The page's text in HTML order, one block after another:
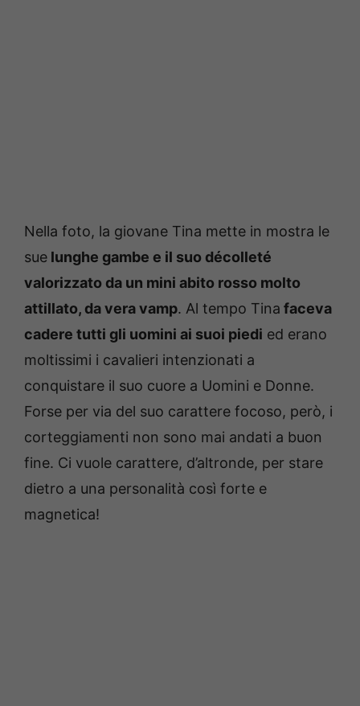
Nella foto, la giovane Tina mette in mostra le
sue lunghe gambe e il suo décolleté
valorizzato da un mini abito rosso molto
attillato, da vera vamp. Al tempo Tina faceva
cadere tutti gli uomini ai suoi piedi ed erano
moltissimi i cavalieri intenzionati a
conquistare il suo cuore a Uomini e Donne.
Forse per via del suo carattere focoso, però, i
corteggiamenti non sono mai andati a buon
fine. Ci vuole carattere, d’altronde, per stare
dietro a una personalità così forte e
magnetica!